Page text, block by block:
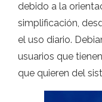
debido a la
simplificación,
el uso diario.
usuarios que
que quieren del